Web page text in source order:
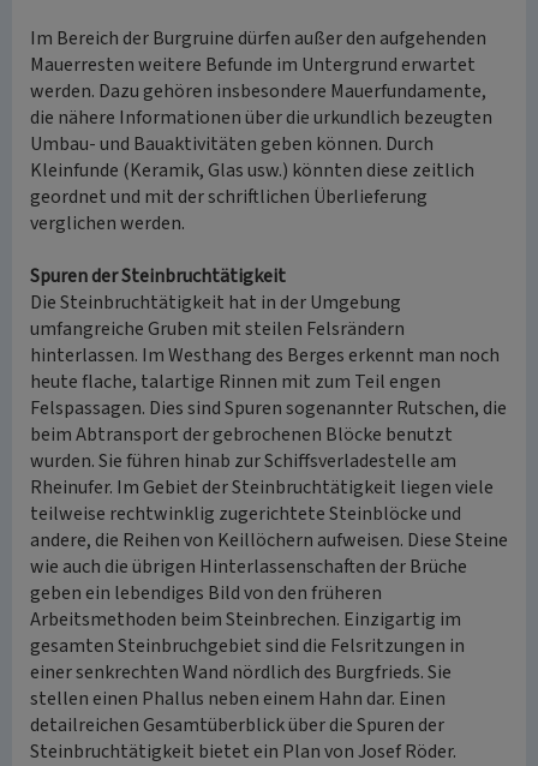
Im Bereich der Burgruine dürfen außer den aufgehenden
Mauerresten weitere Befunde im Untergrund erwartet
werden. Dazu gehören insbesondere Mauerfundamente,
die nähere Informationen über die urkundlich bezeugten
Umbau- und Bauaktivitäten geben können. Durch
Kleinfunde (Keramik, Glas usw.) könnten diese zeitlich
geordnet und mit der schriftlichen Überlieferung
verglichen werden.
Spuren der Steinbruchtätigkeit
Die Steinbruchtätigkeit hat in der Umgebung
umfangreiche Gruben mit steilen Felsrändern
hinterlassen. Im Westhang des Berges erkennt man noch
heute flache, talartige Rinnen mit zum Teil engen
Felspassagen. Dies sind Spuren sogenannter Rutschen, die
beim Abtransport der gebrochenen Blöcke benutzt
wurden. Sie führen hinab zur Schiffsverladestelle am
Rheinufer. Im Gebiet der Steinbruchtätigkeit liegen viele
teilweise rechtwinklig zugerichtete Steinblöcke und
andere, die Reihen von Keillöchern aufweisen. Diese Steine
wie auch die übrigen Hinterlassenschaften der Brüche
geben ein lebendiges Bild von den früheren
Arbeitsmethoden beim Steinbrechen. Einzigartig im
gesamten Steinbruchgebiet sind die Felsritzungen in
einer senkrechten Wand nördlich des Burgfrieds. Sie
stellen einen Phallus neben einem Hahn dar. Einen
detailreichen Gesamtüberblick über die Spuren der
Steinbruchtätigkeit bietet ein Plan von Josef Röder.